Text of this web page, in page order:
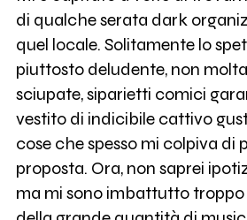
di qualche serata dark
quel locale. Solitamente lo
piuttosto deludente, non
sciupate, siparietti comici
vestito di indicibile cattivo
cose che spesso mi colpiva di
proposta. Ora, non saprei
ma mi sono imbattutto troppo